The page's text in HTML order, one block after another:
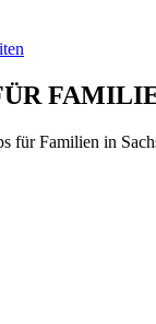
für Familien in